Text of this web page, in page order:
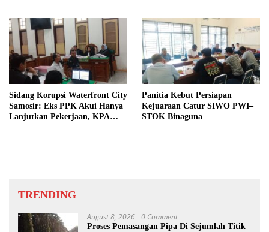
Sidang Korupsi Waterfront City
Samosir: Eks PPK Akui Hanya
Lanjutkan Pekerjaan, KPA
Panitia Kebut Persiapan
Kejuaraan Catur SIWO PWI–
STOK Binaguna
TRENDING
August 8, 2026 0 Comment
Proses Pemasangan Pipa Di Sejumlah Titik